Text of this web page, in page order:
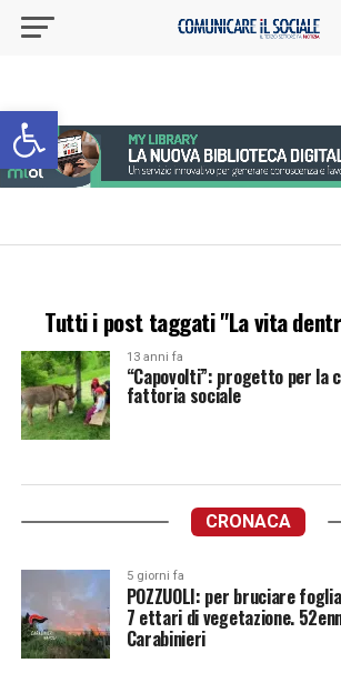
Apri la barra degli strumenti
Tutti i post taggati "La vita
13 anni fa
“Capovolti”: progetto per la
fattoria sociale
CRONACA
5 giorni fa
POZZUOLI: per bruciare
7 ettari di vegetazione.
Carabinieri